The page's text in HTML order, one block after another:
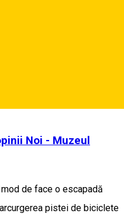
Noi - Muzeul
de face o escapadă
pistei de biciclete